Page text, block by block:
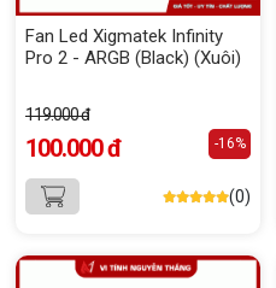
Fan Led Xigmatek Infinity
Pro 2 - ARGB (Black) (Xuôi)
119.000 đ
100.000 đ -16%
(0)